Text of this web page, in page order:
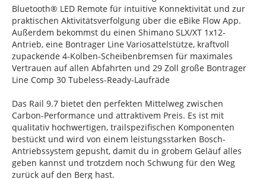
Bluetooth® LED Remote für intuitive Konnektivität und zur
praktischen Aktivitätsverfolgung über die eBike Flow App.
Außerdem bekommst du einen Shimano SLX/XT 1x12-
Antrieb, eine Bontrager Line Variosattelstütze, kraftvoll
zupackende 4-Kolben-Scheibenbremsen für maximales
Vertrauen auf allen Abfahrten und 29 Zoll große Bontrager
Line Comp 30 Tubeless-Ready-Laufräde
Das Rail 9.7 bietet den perfekten Mittelweg zwischen
Carbon-Performance und attraktivem Preis. Es ist mit
qualitativ hochwertigen, trailspezifischen Komponenten
bestückt und wird von einem leistungsstarken Bosch-
Antriebssystem gepusht, damit du in grobem Geläuf alles
geben kannst und trotzdem noch Schwung für den Weg
zurück auf den Berg hast.